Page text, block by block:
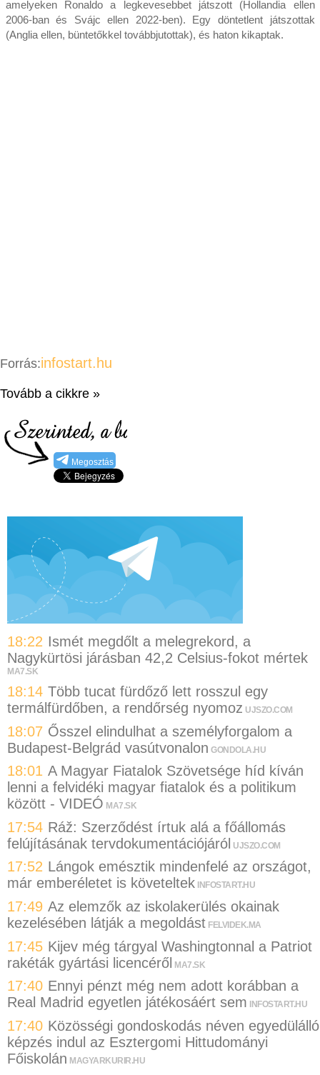
amelyeken Ronaldo a legkevesebbet játszott (Hollandia ellen
2006-ban és Svájc ellen 2022-ben). Egy döntetlent játszottak
(Anglia ellen, büntetőkkel továbbjutottak), és haton kikaptak.
Forrás:infostart.hu
Tovább a cikkre »
Megosztás
18:22 Ismét megdőlt a melegrekord, a
Nagykürtösi járásban 42,2 Celsius-fokot mértek
MA7.SK
18:14 Több tucat fürdőző lett rosszul egy
termálfürdőben, a rendőrség nyomoz UJSZO.COM
18:07 Ősszel elindulhat a személyforgalom a
Budapest-Belgrád vasútvonalon GONDOLA.HU
18:01 A Magyar Fiatalok Szövetsége híd kíván
lenni a felvidéki magyar fiatalok és a politikum
között - VIDEÓ MA7.SK
17:54 Ráž: Szerződést írtuk alá a főállomás
felújításának tervdokumentációjáról UJSZO.COM
17:52 Lángok emésztik mindenfelé az országot,
már emberéletet is követeltek INFOSTART.HU
17:49 Az elemzők az iskolakerülés okainak
kezelésében látják a megoldást FELVIDEK.MA
17:45 Kijev még tárgyal Washingtonnal a Patriot
rakéták gyártási licencéről MA7.SK
17:40 Ennyi pénzt még nem adott korábban a
Real Madrid egyetlen játékosáért sem
INFOSTART.HU
17:40 Közösségi gondoskodás néven egyedülálló
képzés indul az Esztergomi Hittudományi
Főiskolán MAGYARKURIR.HU